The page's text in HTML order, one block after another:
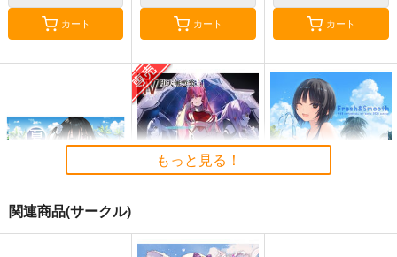
カート カート カート
もっと見る！
関連商品(サークル)